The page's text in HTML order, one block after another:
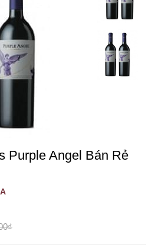
Purple Angel Bán Rẻ